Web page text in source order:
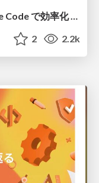
AWS環境のリソース調査を Claude Code で効率化 / aws investigate with cc devio2025
2 2.2k